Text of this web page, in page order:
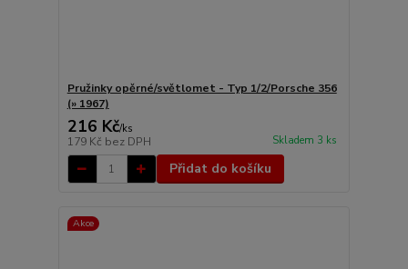
Pružinky opěrné/světlomet - Typ 1/2/Porsche 356
(» 1967)
216 Kč/ks
179 Kč bez DPH Skladem 3 ks
Přidat do košíku
Akce